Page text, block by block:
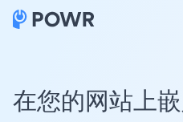
在您的网站上